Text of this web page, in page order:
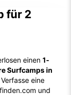
für 2
einen 1-
Surfcamps in
Verfasse eine
und